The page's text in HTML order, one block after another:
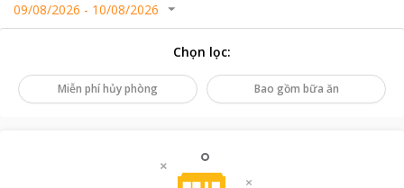
09/08/2026 - 10/08/2026
Chọn lọc:
Miễn phí hủy phòng Bao gồm bữa ăn